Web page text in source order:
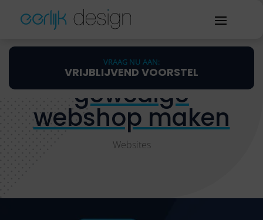
VRAAG NU AAN:
VRIJBLIJVEND VOORSTEL
Laat nu een
gewedige
webshop maken
Websites